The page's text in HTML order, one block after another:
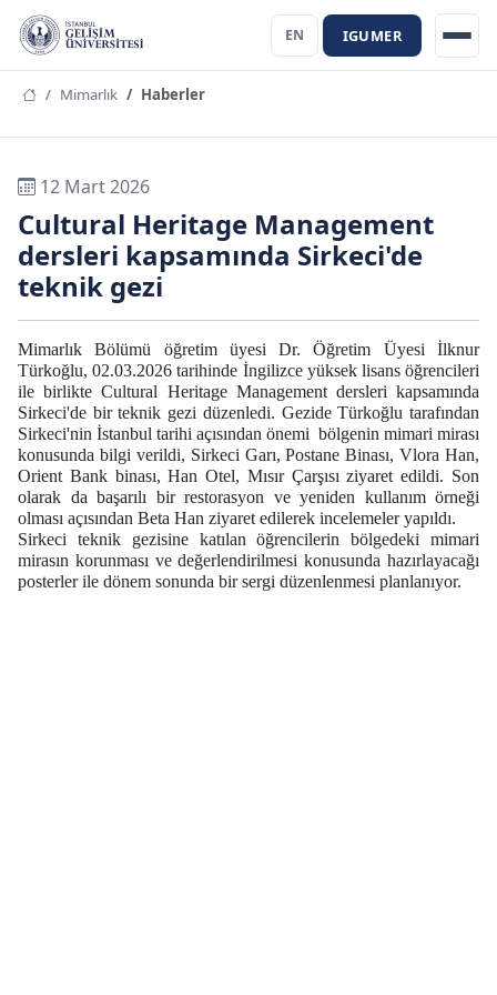
EN IGUMER
Mimarlık Haberler
12 Mart 2026
Cultural Heritage Management
dersleri kapsamında Sirkeci'de
teknik gezi
Mimarlık Bölümü öğretim üyesi Dr. Öğretim Üyesi İlknur
Türkoğlu, 02.03.2026 tarihinde İngilizce yüksek lisans öğrencileri
ile birlikte Cultural Heritage Management dersleri kapsamında
Sirkeci'de bir teknik gezi düzenledi. Gezide Türkoğlu tarafından
Sirkeci'nin İstanbul tarihi açısından önemi bölgenin mimari mirası
konusunda bilgi verildi, Sirkeci Garı, Postane Binası, Vlora Han,
Orient Bank binası, Han Otel, Mısır Çarşısı ziyaret edildi. Son
olarak da başarılı bir restorasyon ve yeniden kullanım örneği
olması açısından Beta Han ziyaret edilerek incelemeler yapıldı.
Sirkeci teknik gezisine katılan öğrencilerin bölgedeki mimari
mirasın korunması ve değerlendirilmesi konusunda hazırlayacağı
posterler ile dönem sonunda bir sergi düzenlenmesi planlanıyor.